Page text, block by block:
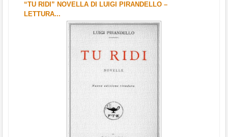
“TU RIDI” NOVELLA DI LUIGI PIRANDELLO –
LETTURA...